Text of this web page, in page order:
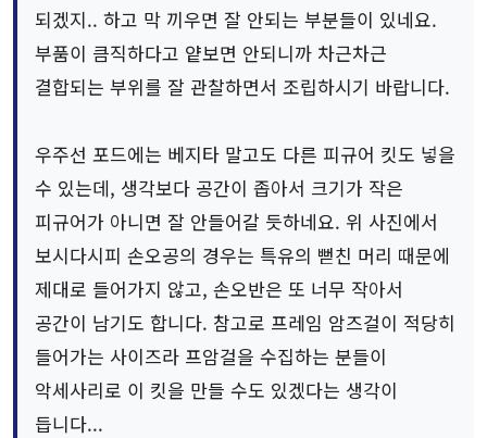
되겠지.. 하고 막 끼우면 잘 안되는 부분들이 있네요.
부품이 큼직하다고 얕보면 안되니까 차근차근
결합되는 부위를 잘 관찰하면서 조립하시기 바랍니다.
우주선 포드에는 베지타 말고도 다른 피규어 킷도 넣을
수 있는데, 생각보다 공간이 좁아서 크기가 작은
피규어가 아니면 잘 안들어갈 듯하네요. 위 사진에서
보시다시피 손오공의 경우는 특유의 뻗친 머리 때문에
제대로 들어가지 않고, 손오반은 또 너무 작아서
공간이 남기도 합니다. 참고로 프레임 암즈걸이 적당히
들어가는 사이즈라 프암걸을 수집하는 분들이
악세사리로 이 킷을 만들 수도 있겠다는 생각이
듭니다...